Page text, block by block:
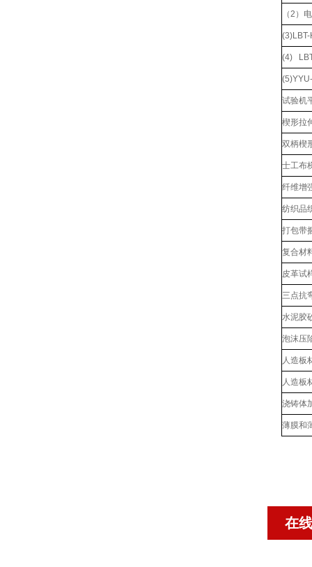
（2）
(4)
试验机
楔形拉
双柄楔
士工布
纤维增
纺织品
打包带
复合材
皮革试
三点抗
水泥胶
泡沫压
人造板
人造板
浇铸体
薄膜和
在